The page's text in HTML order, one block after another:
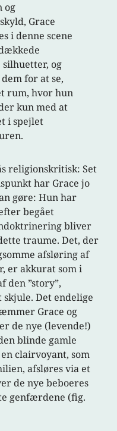
og
Grace
i denne scene
og
for at se,
rum, hvor hun
kun med at
i spejlet
religionskritisk: Set
har Grace jo
gøre: Hun har
begået
bliver
traume. Det, der
afsløring af
er akkurat som i
den ”story”,
Det endelige
Grace og
de nye (levende!)
blinde gamle
clairvoyant, som
afsløres via et
de nye beboeres
genfærdene (fig.